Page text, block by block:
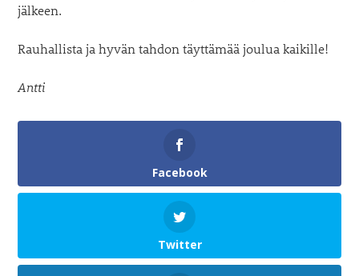
jälkeen.
Rauhallista ja hyvän tahdon täyttämää joulua kaikille!
Antti
Facebook
Twitter